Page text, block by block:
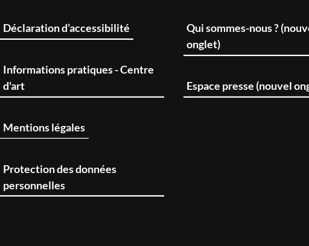
Déclaration d’accessibilité
Informations pratiques - Centre
d'art
Mentions légales
Protection des données
personnelles
Qui sommes-nous ?
onglet)
Espace presse (nouvel